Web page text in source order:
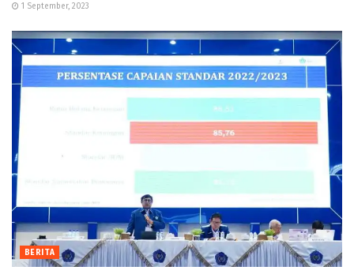
1 September, 2023
BERITA